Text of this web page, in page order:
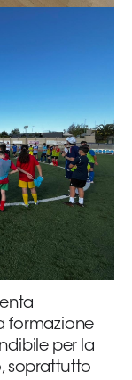
formazione
per la
soprattutto